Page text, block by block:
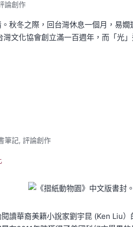
論創作
。秋冬之際，回台灣休息一個月，易
文化協會創立滿一百週年，而「光
筆記, 評論創作
讀華裔美籍小說家劉宇昆 (Ken Liu